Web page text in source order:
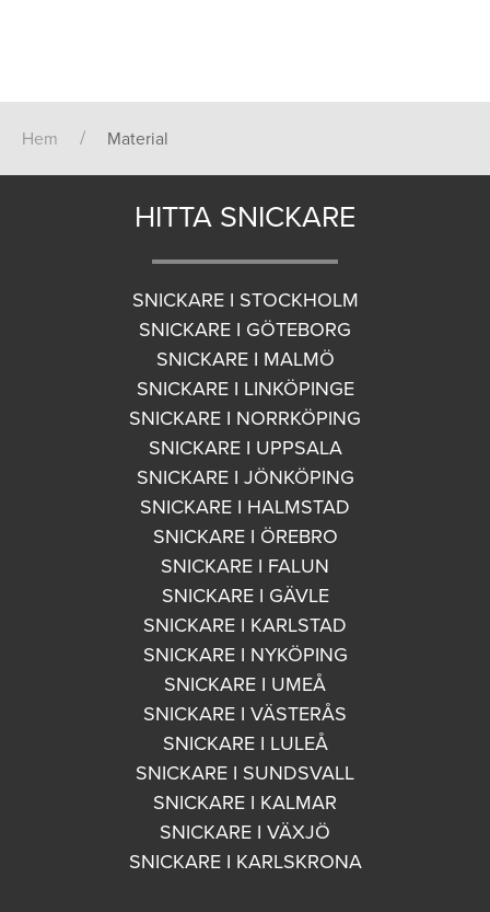
Hem Material
HITTA SNICKARE
SNICKARE I STOCKHOLM
SNICKARE I GÖTEBORG
SNICKARE I MALMÖ
SNICKARE I LINKÖPINGE
SNICKARE I NORRKÖPING
SNICKARE I UPPSALA
SNICKARE I JÖNKÖPING
SNICKARE I HALMSTAD
SNICKARE I ÖREBRO
SNICKARE I FALUN
SNICKARE I GÄVLE
SNICKARE I KARLSTAD
SNICKARE I NYKÖPING
SNICKARE I UMEÅ
SNICKARE I VÄSTERÅS
SNICKARE I LULEÅ
SNICKARE I SUNDSVALL
SNICKARE I KALMAR
SNICKARE I VÄXJÖ
SNICKARE I KARLSKRONA